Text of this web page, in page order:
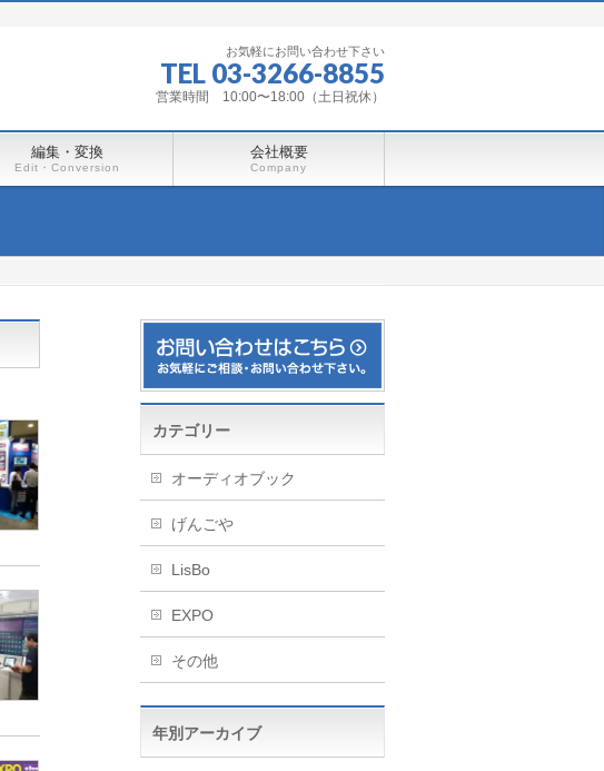
お気軽にお問い合わせ下さい
TEL 03-3266-8855
営業時間 10:00〜18:00（土日祝休）
編集・変換
Edit・Conversion
会社概要
Company
カテゴリー
オーディオブック
げんごや
LisBo
EXPO
その他
年別アーカイブ